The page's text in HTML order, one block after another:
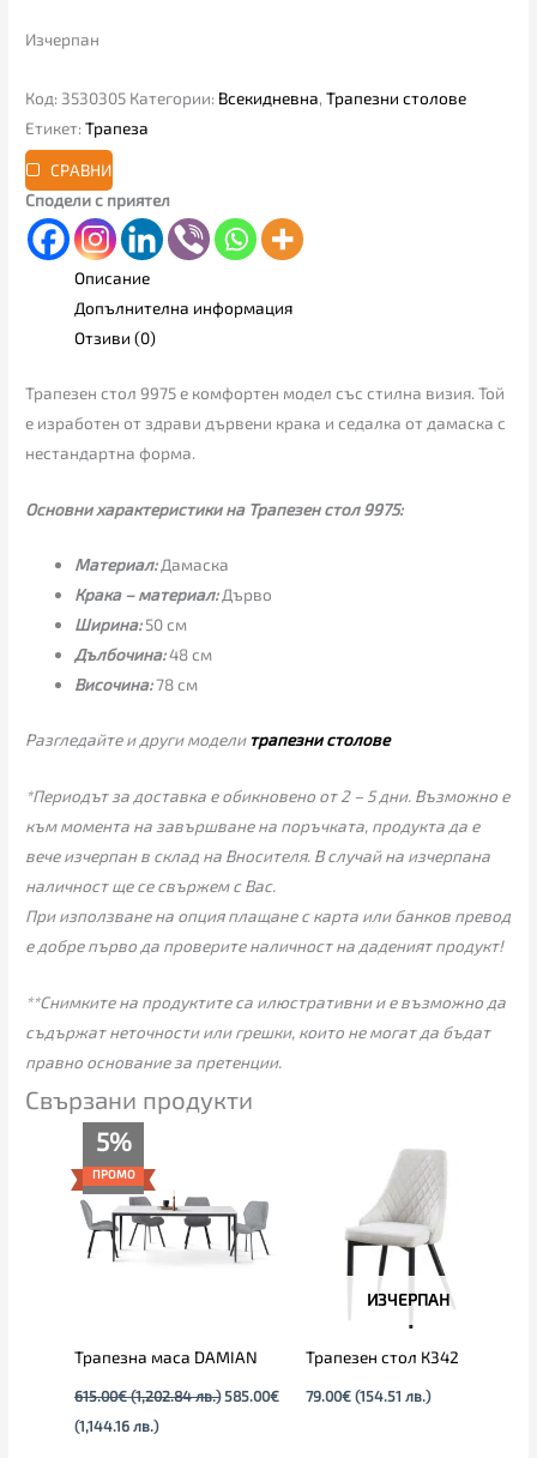
Изчерпан
Код: 3530305 Категории: Всекидневна,Трапезни столове
Етикет:Трапеза
СРАВНИ
Сподели с приятел
Описание
Допълнителна информация
Отзиви (0)
Трапезен стол 9975 е комфортен модел със стилна визия. Той
е изработен от здрави дървени крака и седалка от дамаска с
нестандартна форма.
Основни характеристики на Трапезен стол 9975:
Материал:Дамаска
Крака – материал:Дърво
Ширина:50 см
Дълбочина:48 см
Височина:78 см
Разгледайте и други моделитрапезни столове
*Периодът за доставка е обикновено от 2 – 5 дни. Възможно е
към момента на завършване на поръчката, продукта да е
вече изчерпан в склад на Вносителя. В случай на изчерпана
наличност ще се свържем с Вас.
При използване на опция плащане с карта или банков превод
е добре първо да проверите наличност на даденият продукт!
**Снимките на продуктите са илюстративни и е възможно да
съдържат неточности или грешки, които не могат да бъдат
правно основание за претенции.
Свързани продукти
5%
ПРОМО
Трапезна маса DAMIAN
615.00€ (1,202.84 лв.)
(1,202.84
лв.).
585.00€
(1,144.16 лв.)
585.00€
(1,144.16
лв.).
ИЗЧЕРПАН
Трапезен стол К342
79.00€ (154.51 лв.)